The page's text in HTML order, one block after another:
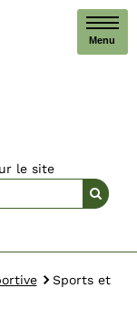
le site
Menu
Sports et